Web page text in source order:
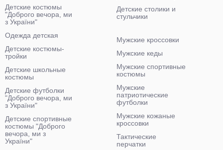
Детские столики и
стульчики
Детские костюмы
"Доброго вечора, ми
з України"
Одежда детская
Детские костюмы-
тройки
Детские школьные
костюмы
Детские футболки
"Доброго вечора, ми
з України"
Детские спортивные
костюмы "Доброго
вечора, ми з
України"
Мужские кроссовки
Мужские кеды
Мужские спортивные
костюмы
Мужские
патриотические
футболки
Мужские кожаные
кроссовки
Тактические
перчатки